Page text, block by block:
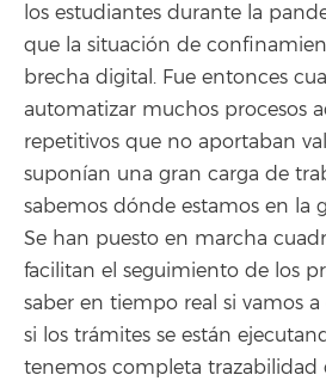
los estudiantes durante la
que la situación de
brecha digital. Fue entonces
automatizar muchos procesos
repetitivos que no aportaban
suponían una gran carga de
sabemos dónde estamos en la
Se han puesto en marcha
facilitan el seguimiento de los
saber en tiempo real si vamos
si los trámites se están
tenemos completa trazabilidad